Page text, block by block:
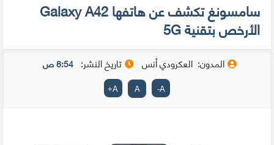
سامسونغ تكشف عن هاتفها Galaxy A42
الأرخص بتقنية 5G
المدون: العكرودي أنس تاريخ النشر: 8:54 ص
A
-
A
A
+